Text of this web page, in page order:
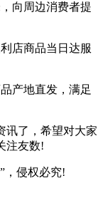
向周边消费者提
店商品当日达服
产地直发，满足
讯了，希望对大家
注友数!
，侵权必究!